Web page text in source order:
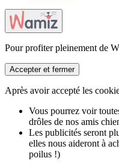
Pour profiter pleinement de
Accepter et fermer
Après avoir accepté les
Vous pourrez voir
drôles de nos amis
Les publicités seront
elles nous aideront à
poilus !)